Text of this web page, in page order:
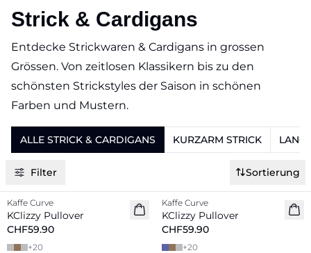
Strick & Cardigans
Entdecke Strickwaren & Cardigans in grossen
Grössen. Von zeitlosen Klassikern bis zu den
schönsten Strickstyles der Saison in schönen
Farben und Mustern.
ALLE STRICK & CARDIGANS KURZARM STRICK
Filter Sortierung
Neu
Kaffe Curve
KClizzy Pullover
CHF59.90
+20
Neu
Kaffe Curve
KClizzy Pullover
CHF59.90
+20